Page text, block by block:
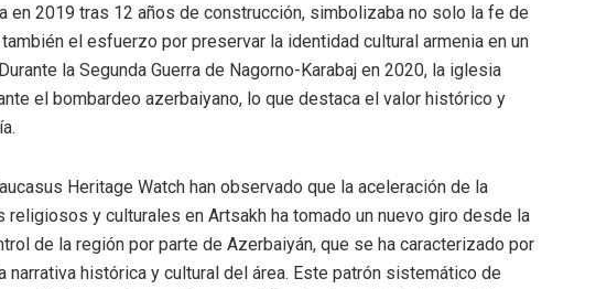
en 2019 tras 12 años de construcción, simbolizaba no solo la fe de
el esfuerzo por preservar la identidad cultural armenia en un
la Segunda Guerra de Nagorno-Karabaj en 2020, la iglesia
el bombardeo azerbaiyano, lo que destaca el valor histórico y
Heritage Watch han observado que la aceleración de la
y culturales en Artsakh ha tomado un nuevo giro desde la
de la región por parte de Azerbaiyán, que se ha caracterizado por
narrativa histórica y cultural del área. Este patrón sistemático de